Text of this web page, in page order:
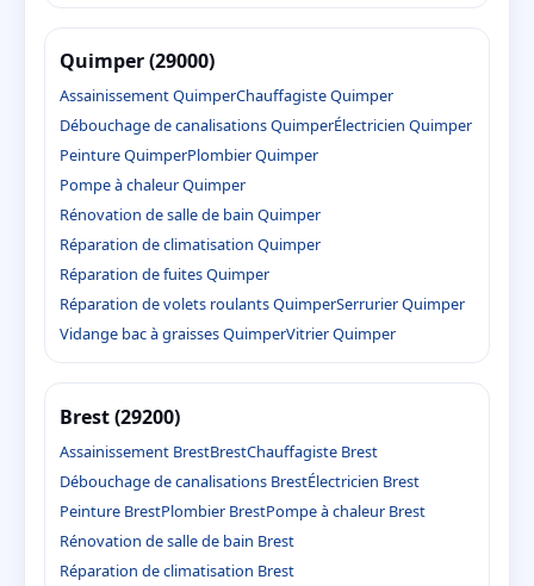
Quimper (29000)
Assainissement QuimperChauffagiste Quimper
Débouchage de canalisations QuimperÉlectricien Quimper
Peinture QuimperPlombier Quimper
Pompe à chaleur Quimper
Rénovation de salle de bain Quimper
Réparation de climatisation Quimper
Réparation de fuites Quimper
Réparation de volets roulants QuimperSerrurier Quimper
Vidange bac à graisses QuimperVitrier Quimper
Brest (29200)
Assainissement BrestBrestChauffagiste Brest
Débouchage de canalisations BrestÉlectricien Brest
Peinture BrestPlombier BrestPompe à chaleur Brest
Rénovation de salle de bain Brest
Réparation de climatisation Brest